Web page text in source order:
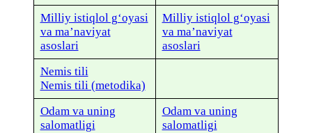
Milliy istiqlol g‘oyasi
va ma’naviyat
asoslari
Milliy istiqlol g‘oyasi
va ma’naviyat
asoslari
Nemis tili
Nemis tili (metodika)
Odam va uning
salomatligi
Odam va uning
salomatligi